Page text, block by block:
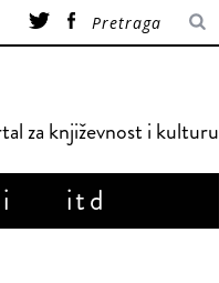
za književnost i kulturu
itd